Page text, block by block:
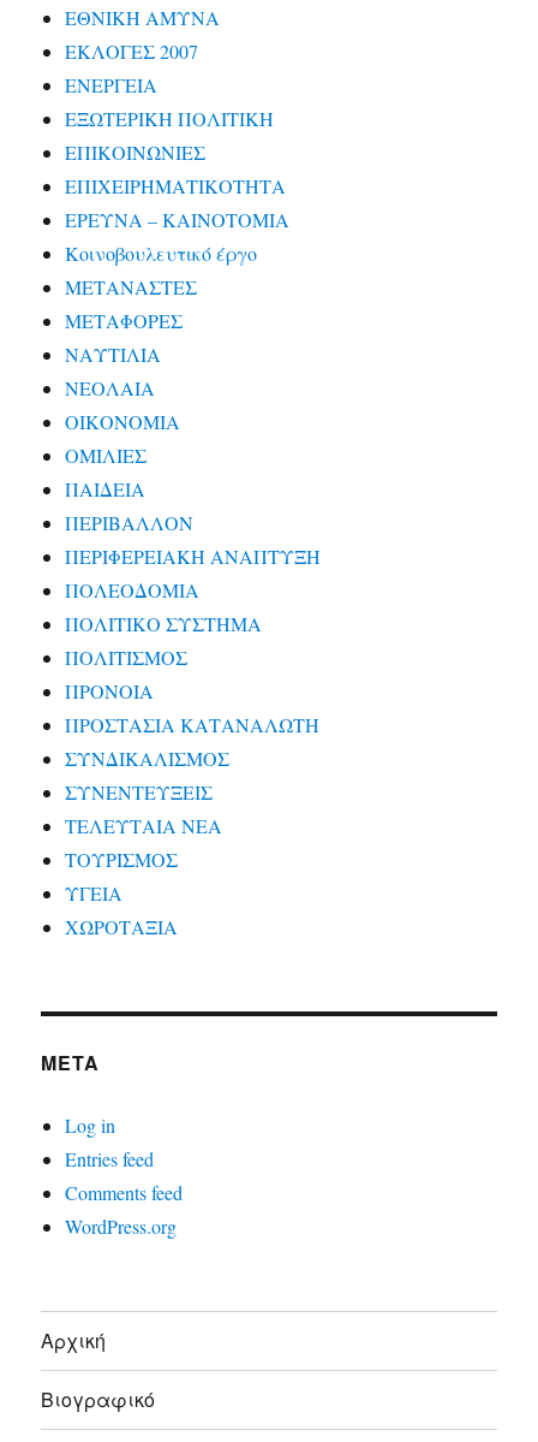
ΕΘΝΙΚΗ ΑΜΥΝΑ
ΕΚΛΟΓΕΣ 2007
ΕΝΕΡΓΕΙΑ
ΕΞΩΤΕΡΙΚΗ ΠΟΛΙΤΙΚΗ
ΕΠΙΚΟΙΝΩΝΙΕΣ
ΕΠΙΧΕΙΡΗΜΑΤΙΚΟΤΗΤΑ
ΕΡΕΥΝΑ – ΚΑΙΝΟΤΟΜΙΑ
Κοινοβουλευτικό έργο
ΜΕΤΑΝΑΣΤΕΣ
ΜΕΤΑΦΟΡΕΣ
ΝΑΥΤΙΛΙΑ
ΝΕΟΛΑΙΑ
ΟΙΚΟΝΟΜΙΑ
ΟΜΙΛΙΕΣ
ΠΑΙΔΕΙΑ
ΠΕΡΙΒΑΛΛΟΝ
ΠΕΡΙΦΕΡΕΙΑΚΗ ΑΝΑΠΤΥΞΗ
ΠΟΛΕΟΔΟΜΙΑ
ΠΟΛΙΤΙΚΟ ΣΥΣΤΗΜΑ
ΠΟΛΙΤΙΣΜΟΣ
ΠΡΟΝΟΙΑ
ΠΡΟΣΤΑΣΙΑ ΚΑΤΑΝΑΛΩΤΗ
ΣΥΝΔΙΚΑΛΙΣΜΟΣ
ΣΥΝΕΝΤΕΥΞΕΙΣ
ΤΕΛΕΥΤΑΙΑ ΝΕΑ
ΤΟΥΡΙΣΜΟΣ
ΥΓΕΙΑ
ΧΩΡΟΤΑΞΙΑ
META
Log in
Entries feed
Comments feed
WordPress.org
Αρχική
Βιογραφικό